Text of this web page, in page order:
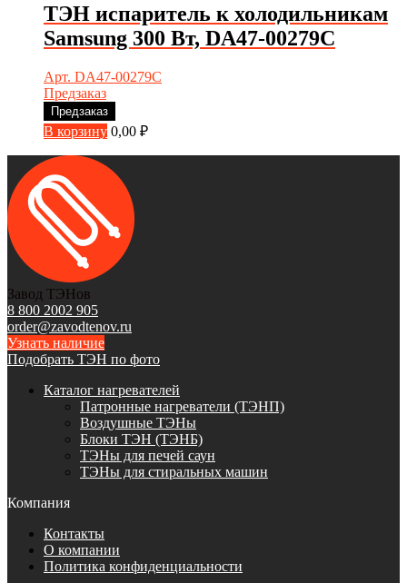
ТЭН испаритель к холодильникам
Samsung 300 Вт, DA47-00279C
Арт. DA47-00279C
Предзаказ
Предзаказ
В корзину 0,00 ₽
Завод ТЭНов
8 800 2002 905
order@zavodtenov.ru
Узнать наличие
Подобрать ТЭН по фото
Каталог нагревателей
Патронные нагреватели (ТЭНП)
Воздушные ТЭНы
Блоки ТЭН (ТЭНБ)
ТЭНы для печей саун
ТЭНы для стиральных машин
Компания
Контакты
О компании
Политика конфиденциальности